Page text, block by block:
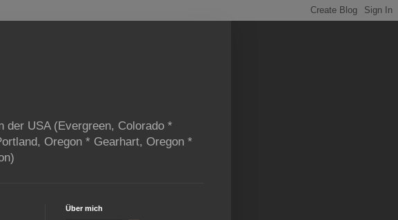
der USA (Evergreen, Colorado *
Oregon * Gearhart, Oregon *
Über mich